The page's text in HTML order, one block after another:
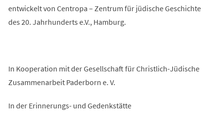
entwickelt von Centropa – Zentrum für jüdische Geschichte
des 20. Jahrhunderts e.V., Hamburg.
In Kooperation mit der Gesellschaft für Christlich-Jüdische
Zusammenarbeit Paderborn e. V.
In der Erinnerungs- und Gedenkstätte